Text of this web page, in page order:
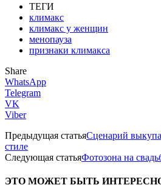
ТЕГИ
климакс
климакс у женщин
менопауза
признаки климакса
Share
WhatsApp
Telegram
VK
Viber
Предыдущая статьяСценарий
стиле
Следующая статьяФотозона на
ЭТО МОЖЕТ БЫТЬ